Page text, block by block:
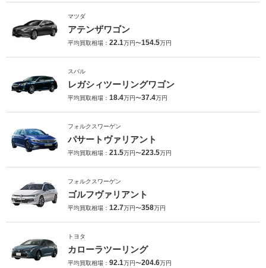
マツダ
アテンザワゴン
平均買取相場： 22.1万円〜154.5万円
スバル
レガシィツーリングワゴン
平均買取相場： 18.4万円〜37.4万円
フォルクスワーゲン
パサートヴァリアント
平均買取相場： 21.5万円〜223.5万円
フォルクスワーゲン
ゴルフヴァリアント
平均買取相場： 12.7万円〜358万円
トヨタ
カローラツーリング
平均買取相場： 92.1万円〜204.6万円